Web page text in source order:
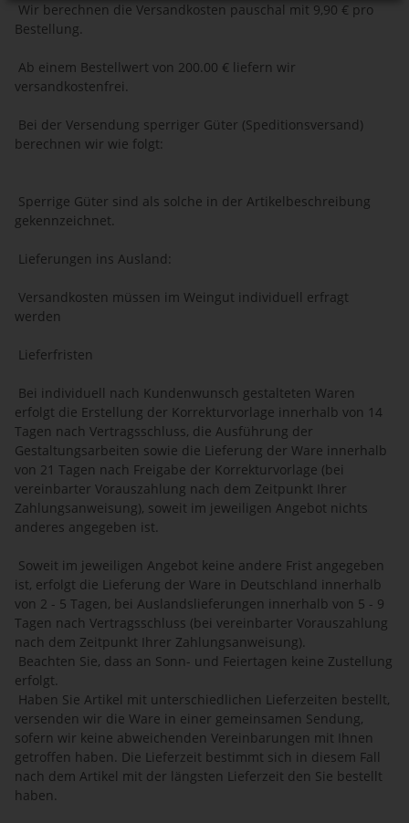
Wir berechnen die Versandkosten pauschal mit 9,90 € pro
Bestellung.
Ab einem Bestellwert von 200.00 € liefern wir
versandkostenfrei.
Bei der Versendung sperriger Güter (Speditionsversand)
berechnen wir wie folgt:
Sperrige Güter sind als solche in der Artikelbeschreibung
gekennzeichnet.
Lieferungen ins Ausland:
Versandkosten müssen im Weingut individuell erfragt
werden
Lieferfristen
Bei individuell nach Kundenwunsch gestalteten Waren
erfolgt die Erstellung der Korrekturvorlage innerhalb von 14
Tagen nach Vertragsschluss, die Ausführung der
Gestaltungsarbeiten sowie die Lieferung der Ware innerhalb
von 21 Tagen nach Freigabe der Korrekturvorlage (bei
vereinbarter Vorauszahlung nach dem Zeitpunkt Ihrer
Zahlungsanweisung), soweit im jeweiligen Angebot nichts
anderes angegeben ist.
Soweit im jeweiligen Angebot keine andere Frist angegeben
ist, erfolgt die Lieferung der Ware in Deutschland innerhalb
von 2 - 5 Tagen, bei Auslandslieferungen innerhalb von 5 - 9
Tagen nach Vertragsschluss (bei vereinbarter Vorauszahlung
nach dem Zeitpunkt Ihrer Zahlungsanweisung).
Beachten Sie, dass an Sonn- und Feiertagen keine Zustellung
erfolgt.
Haben Sie Artikel mit unterschiedlichen Lieferzeiten bestellt,
versenden wir die Ware in einer gemeinsamen Sendung,
sofern wir keine abweichenden Vereinbarungen mit Ihnen
getroffen haben. Die Lieferzeit bestimmt sich in diesem Fall
nach dem Artikel mit der längsten Lieferzeit den Sie bestellt
haben.